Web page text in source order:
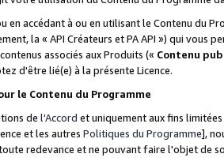
en accédant à ou en utilisant le Contenu du
la « API Créateurs et PA API ») qui vous
associés aux Produits (« Contenu
d'être lié(e) à la présente Licence.
le Contenu du Programme
de l'Accord et uniquement aux fins
et les autres Politiques du Programme],
redevance et ne pouvant faire l'objet de